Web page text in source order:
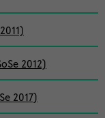
2012)
2017)